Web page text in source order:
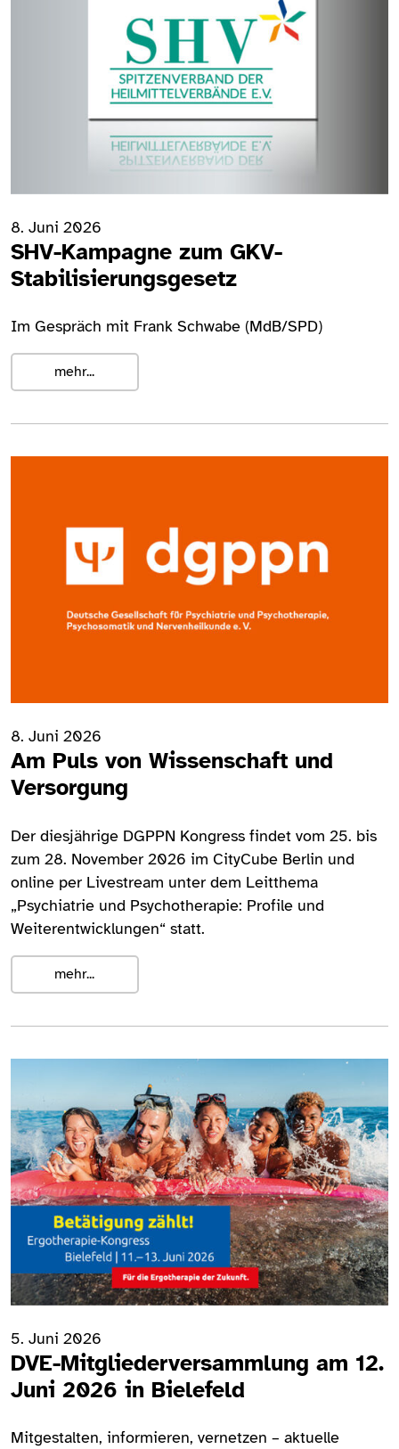
8. Juni 2026
SHV-Kampagne zum GKV-
Stabilisierungsgesetz
Im Gespräch mit Frank Schwabe (MdB/SPD)
mehr...
8. Juni 2026
Am Puls von Wissenschaft und
Versorgung
Der diesjährige DGPPN Kongress findet vom 25. bis
zum 28. November 2026 im CityCube Berlin und
online per Livestream unter dem Leitthema
„Psychiatrie und Psychotherapie: Profile und
Weiterentwicklungen“ statt.
mehr...
5. Juni 2026
DVE-Mitgliederversammlung am 12.
Juni 2026 in Bielefeld
Mitgestalten, informieren, vernetzen – aktuelle